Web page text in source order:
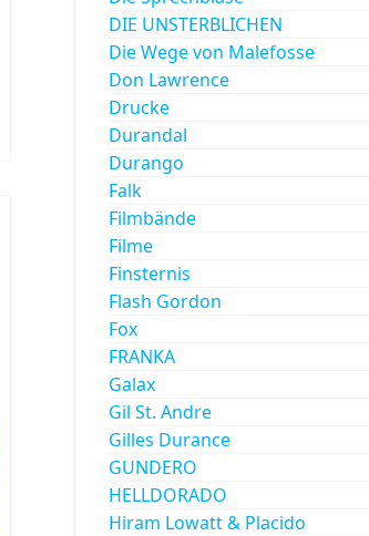
DIE UNSTERBLICHEN
Die Wege von Malefosse
Don Lawrence
Drucke
Durandal
Durango
Falk
Filmbände
Filme
Finsternis
Flash Gordon
Fox
FRANKA
Galax
Gil St. Andre
Gilles Durance
GUNDERO
HELLDORADO
Hiram Lowatt & Placido